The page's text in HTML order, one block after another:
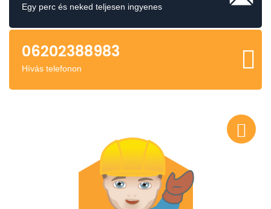
Egy perc és neked teljesen ingyenes
06202388983
Hívás telefonon